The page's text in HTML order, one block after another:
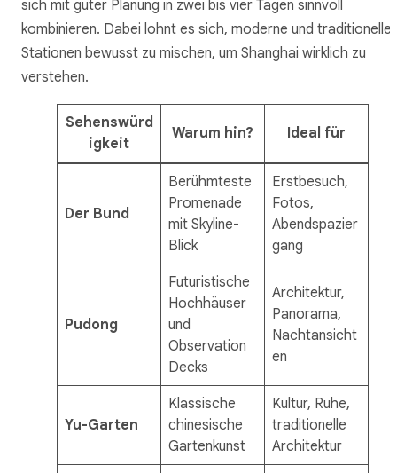
sich mit guter Planung in zwei bis vier Tagen sinnvoll
kombinieren. Dabei lohnt es sich, moderne und traditionelle
Stationen bewusst zu mischen, um Shanghai wirklich zu
verstehen.
Sehenswürd
igkeit
Warum hin? Ideal für
Der Bund
Berühmteste
Promenade
mit Skyline-
Blick
Erstbesuch,
Fotos,
Abendspazier
gang
Pudong
Futuristische
Hochhäuser
und
Observation
Decks
Architektur,
Panorama,
Nachtansicht
en
Yu-Garten
Klassische
chinesische
Gartenkunst
Kultur, Ruhe,
traditionelle
Architektur